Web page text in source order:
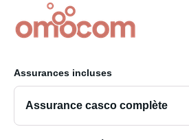
Assurances incluses
Assurance casco complète